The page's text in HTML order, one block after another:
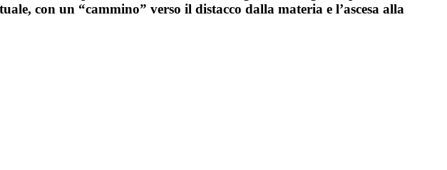
con un “cammino” verso il distacco dalla materia e l’ascesa alla